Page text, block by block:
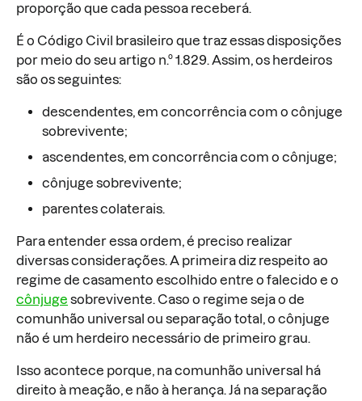
proporção que cada pessoa receberá.
É o Código Civil brasileiro que traz essas disposições
por meio do seu artigo n.º 1.829. Assim, os herdeiros
são os seguintes:
descendentes, em concorrência com o cônjuge
sobrevivente;
ascendentes, em concorrência com o cônjuge;
cônjuge sobrevivente;
parentes colaterais.
Para entender essa ordem, é preciso realizar
diversas considerações. A primeira diz respeito ao
regime de casamento escolhido entre o falecido e o
cônjuge sobrevivente. Caso o regime seja o de
comunhão universal ou separação total, o cônjuge
não é um herdeiro necessário de primeiro grau.
Isso acontece porque, na comunhão universal há
direito à meação, e não à herança. Já na separação